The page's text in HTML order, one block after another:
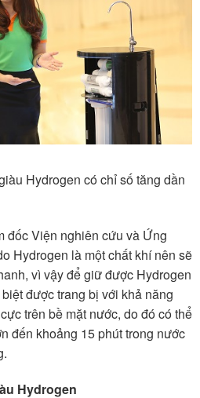
Hydrogen có chỉ số tăng dần
đốc Viện nghiên cứu và Ứng
Hydrogen là một chất khí nên sẽ
vì vậy để giữ được Hydrogen
được trang bị với khả năng
trên bề mặt nước, do đó có thể
đến khoảng 15 phút trong nước
Hydrogen